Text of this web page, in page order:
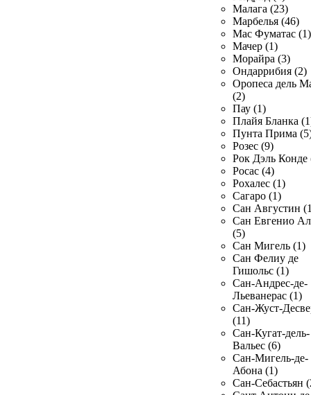
Малага (23)
Марбелья (46)
Мас Фуматас (1)
Мачер (1)
Морайра (3)
Ондаррибия (2)
Оропеса дель
(2)
Пау (1)
Плайя Бланка
Пунта Прима
Розес (9)
Рок Дэль Конде
Росас (4)
Рохалес (1)
Сагаро (1)
Сан Августин
Сан Евгенио
(5)
Сан Мигель (1)
Сан Фелиу де
Гишольс (1)
Сан-Андрес-де-
Льеванерас (1)
Сан-Жуст-
(11)
Сан-Кугат-дель-
Вальес (6)
Сан-Мигель-де-
Абона (1)
Сан-Себастьян